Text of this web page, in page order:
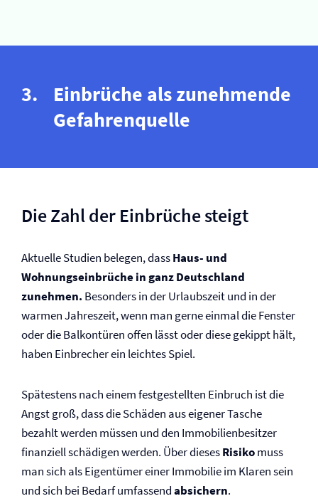
Einbrüche als zunehmende
Gefahrenquelle
Die Zahl der Einbrüche steigt
Aktuelle Studien belegen, dassHaus- und
Wohnungseinbrüche in ganz Deutschland
zunehmen. Besonders in der Urlaubszeit und in der
warmen Jahreszeit, wenn man gerne einmal die Fenster
oder die Balkontüren offen lässt oder diese gekippt hält,
haben Einbrecher ein leichtes Spiel.
Spätestens nach einem festgestellten Einbruch ist die
Angst groß, dass die Schäden aus eigener Tasche
bezahlt werden müssen und den Immobilienbesitzer
finanziell schädigen werden. Über diesesRisikomuss
man sich als Eigentümer einer Immobilie im Klaren sein
und sich bei Bedarf umfassendabsichern.